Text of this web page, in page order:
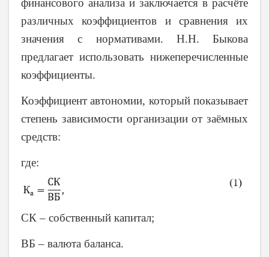
различных коэффициентов и сравнения их
значения с нормативами. Н.Н. Быкова
предлагает использовать нижеперечисленные
коэффициенты.
Коэффициент автономии, который показывает
степень зависимости организации от заёмных
средств:
где:
СК – собственный капитал;
ВБ – валюта баланса.